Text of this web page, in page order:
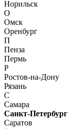
Норильск
О
Омск
Оренбург
П
Пенза
Пермь
Р
Ростов-на-Дону
Рязань
С
Самара
Санкт-Петербург
Саратов